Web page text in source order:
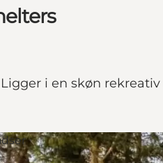
i en skøn